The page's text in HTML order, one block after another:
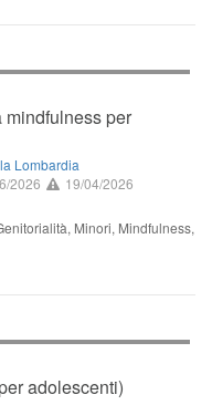
mindfulness per
Lombardia
2026
19/04/2026
Minori, Mindfulness,
adolescenti)